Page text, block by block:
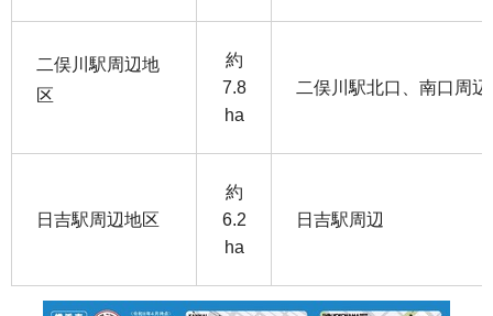
二俣川駅周辺地
区
約
7.8
ha
二俣川駅北口、南口周辺
日吉駅周辺地区
約
6.2
ha
日吉駅周辺